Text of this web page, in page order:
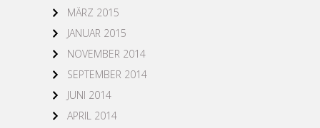
MÄRZ 2015
JANUAR 2015
NOVEMBER 2014
SEPTEMBER 2014
JUNI 2014
APRIL 2014